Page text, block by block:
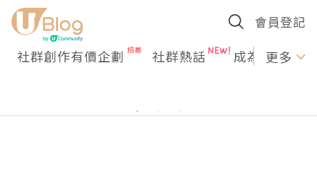
會員登記
社群創作有價企劃 社群熱話 成為U更多